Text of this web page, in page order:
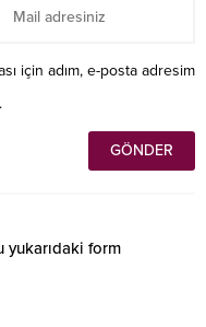
için adım, e-posta adresim
yukarıdaki form